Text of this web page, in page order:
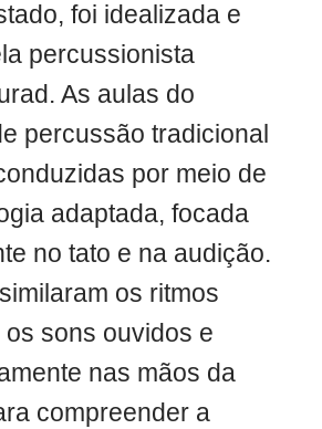
foi idealizada e
percussionista
As aulas do
percussão tradicional
por meio de
adaptada, focada
no tato e na audição.
os ritmos
sons ouvidos e
nas mãos da
compreender a